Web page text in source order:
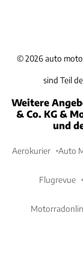
©2026 auto
sind Teil
Weitere
& Co. KG &
und
Aerokurier Auto
Flugrevue